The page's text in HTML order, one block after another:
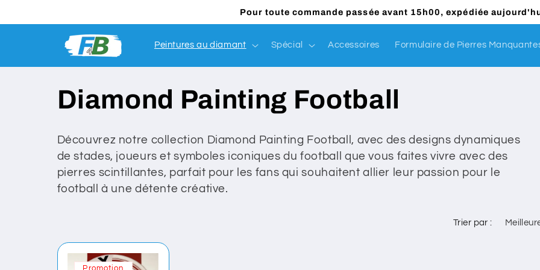
au
Pour toute commande passée avant 15h00, expédiée
Peintures au diamant Spécial Accessoires Formulaire de Pierres
C
o
l
l
Diamond Painting Football
Découvrez notre collection Diamond Painting Football, avec des designs dynamiques
de stades, joueurs et symboles iconiques du football que vous faites vivre avec des
pierres scintillantes, parfait pour les fans qui souhaitent allier leur passion pour le
football à une détente créative.
Trier par :